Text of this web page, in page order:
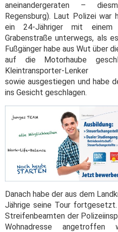
aneinandergeraten –
Regensburg). Laut Polizei war
ein 24-Jähriger mit einem
Grabenstraße unterwegs, als
Fußgänger habe aus Wut über
auf die Motorhaube
Kleintransporter-
sowie ausgestiegen und habe
ins Gesicht geschlagen.
Danach habe der aus dem
Jährige seine Tour
Streifenbeamten der
Wohnadresse